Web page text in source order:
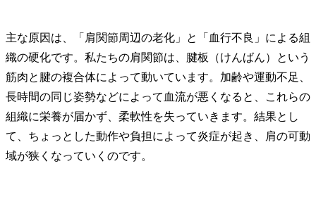
主な原因は、「肩関節周辺の老化」と「血行不良」による組
織の硬化です。私たちの肩関節は、腱板（けんばん）という
筋肉と腱の複合体によって動いています。加齢や運動不足、
長時間の同じ姿勢などによって血流が悪くなると、これらの
組織に栄養が届かず、柔軟性を失っていきます。結果とし
て、ちょっとした動作や負担によって炎症が起き、肩の可動
域が狭くなっていくのです。